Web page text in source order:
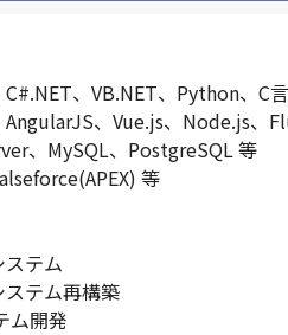
C#.NET、VB.NET、Python、
AngularJS、Vue.js、Node.js、
、MySQL、PostgreSQL 等
等
テム
テム再構築
ム開発